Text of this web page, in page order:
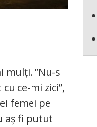
mulți. ”Nu-s
ce-mi zici”,
femei pe
aș fi putut